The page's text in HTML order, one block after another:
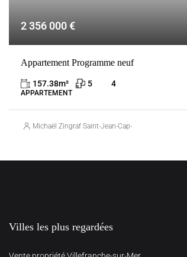
2 356 000 €
Appartement Programme neuf
157.38m² 5 4
APPARTEMENT
Michaël Zingraf Saint-Jean-Cap-Ferrat
Villes les plus regardées